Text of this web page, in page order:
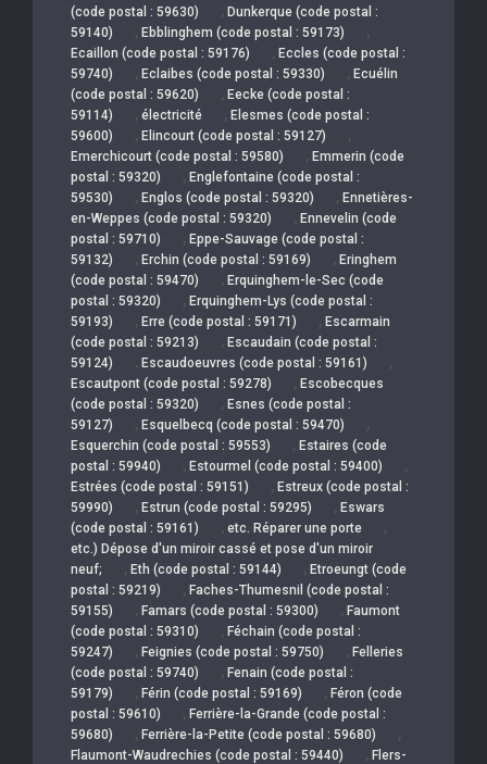
(code postal : 59630)
, Dunkerque (code postal :
59140)
, Ebblinghem (code postal : 59173) ,
Ecaillon (code postal : 59176) , Eccles (code postal :
59740)
, Eclaibes (code postal : 59330) , Ecuélin
(code postal : 59620)
, Eecke (code postal :
59114)
, électricité , Elesmes (code postal :
59600)
, Elincourt (code postal : 59127) ,
Emerchicourt (code postal : 59580) , Emmerin (code
postal : 59320)
, Englefontaine (code postal :
59530)
, Englos (code postal : 59320) , Ennetières-
en-Weppes (code postal : 59320)
, Ennevelin (code
postal : 59710)
, Eppe-Sauvage (code postal :
59132)
, Erchin (code postal : 59169) , Eringhem
(code postal : 59470)
, Erquinghem-le-Sec (code
postal : 59320)
, Erquinghem-Lys (code postal :
59193)
, Erre (code postal : 59171) , Escarmain
(code postal : 59213)
, Escaudain (code postal :
59124)
, Escaudoeuvres (code postal : 59161) ,
Escautpont (code postal : 59278) , Escobecques
(code postal : 59320)
, Esnes (code postal :
59127)
, Esquelbecq (code postal : 59470) ,
Esquerchin (code postal : 59553) , Estaires (code
postal : 59940)
, Estourmel (code postal : 59400) ,
Estrées (code postal : 59151) , Estreux (code postal :
59990)
, Estrun (code postal : 59295) , Eswars
(code postal : 59161)
, etc. Réparer une porte ,
etc.) Dépose d'un miroir cassé et pose d'un miroir
neuf;
, Eth (code postal : 59144) , Etroeungt (code
postal : 59219)
, Faches-Thumesnil (code postal :
59155)
, Famars (code postal : 59300) , Faumont
(code postal : 59310)
, Féchain (code postal :
59247)
, Feignies (code postal : 59750) , Felleries
(code postal : 59740)
, Fenain (code postal :
59179)
, Férin (code postal : 59169) , Féron (code
postal : 59610)
, Ferrière-la-Grande (code postal :
59680)
, Ferrière-la-Petite (code postal : 59680) ,
Flaumont-Waudrechies (code postal : 59440) , Flers-